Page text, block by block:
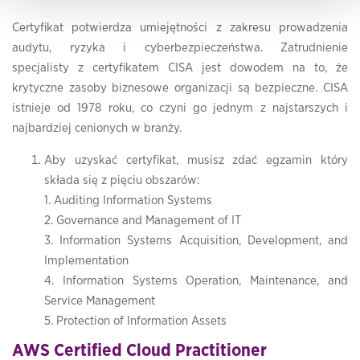
Certyfikat potwierdza umiejętności z zakresu prowadzenia
audytu, ryzyka i cyberbezpieczeństwa. Zatrudnienie
specjalisty z certyfikatem CISA jest dowodem na to, że
krytyczne zasoby biznesowe organizacji są bezpieczne. CISA
istnieje od 1978 roku, co czyni go jednym z najstarszych i
najbardziej cenionych w branży.
Aby uzyskać certyfikat, musisz zdać egzamin który
składa się z pięciu obszarów:
1. Auditing Information Systems
2. Governance and Management of IT
3. Information Systems Acquisition, Development, and
Implementation
4. Information Systems Operation, Maintenance, and
Service Management
5. Protection of Information Assets
AWS Certified Cloud Practitioner